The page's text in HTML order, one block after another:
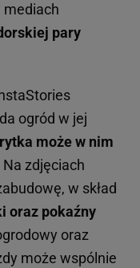
mediach
pary
ogród w jej
może w nim
Na zdjęciach
w skład
oraz pokaźny
oraz
może wspólnie